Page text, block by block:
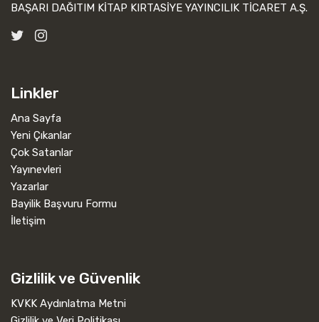
BAŞARI DAĞITIM KİTAP KIRTASİYE YAYINCILIK TİCARET A.Ş.
Linkler
Ana Sayfa
Yeni Çıkanlar
Çok Satanlar
Yayınevleri
Yazarlar
Bayilik Başvuru Formu
İletişim
Gizlilik ve Güvenlik
KVKK Aydınlatma Metni